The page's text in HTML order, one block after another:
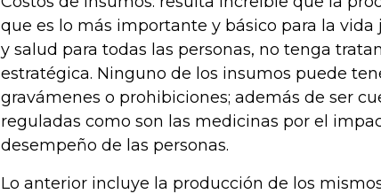
que es lo más importante y básico para la
y salud para todas las personas, no tenga
estratégica. Ninguno de los insumos puede
gravámenes o prohibiciones; además de ser
reguladas como son las medicinas por el
desempeño de las personas.
Lo anterior incluye la producción de los